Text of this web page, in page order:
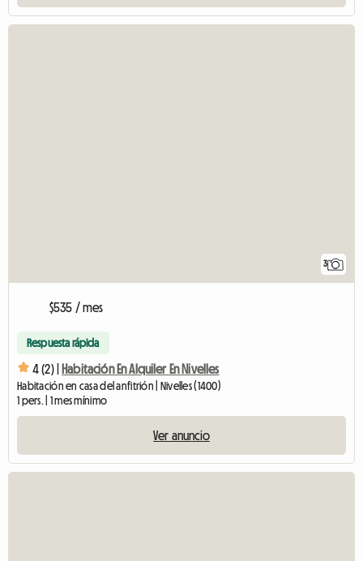
3
$535 / mes
Respuesta rápida
4 (2) | Habitación En Alquiler En Nivelles
Habitación en casa del anfitrión | Nivelles (1400)
1 pers. | 1 mes mínimo
Ver anuncio